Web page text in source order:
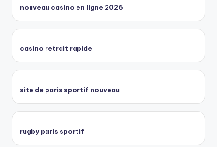
nouveau casino en ligne 2026
casino retrait rapide
site de paris sportif nouveau
rugby paris sportif